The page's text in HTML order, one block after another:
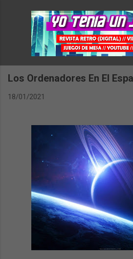
Ir al contenido
Los Ordenadores En El
18/01/2021